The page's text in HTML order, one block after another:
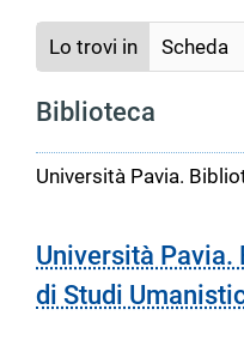
Lo trovi in Scheda
Biblioteca
Università Pavia.
Università Pavia.
di Studi